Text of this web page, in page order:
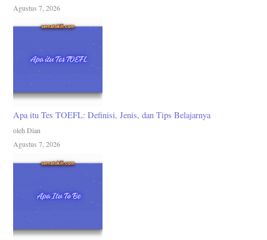
Agustus 7, 2026
Apa itu Tes TOEFL: Definisi, Jenis, dan Tips Belajarnya
oleh Dian
Agustus 7, 2026